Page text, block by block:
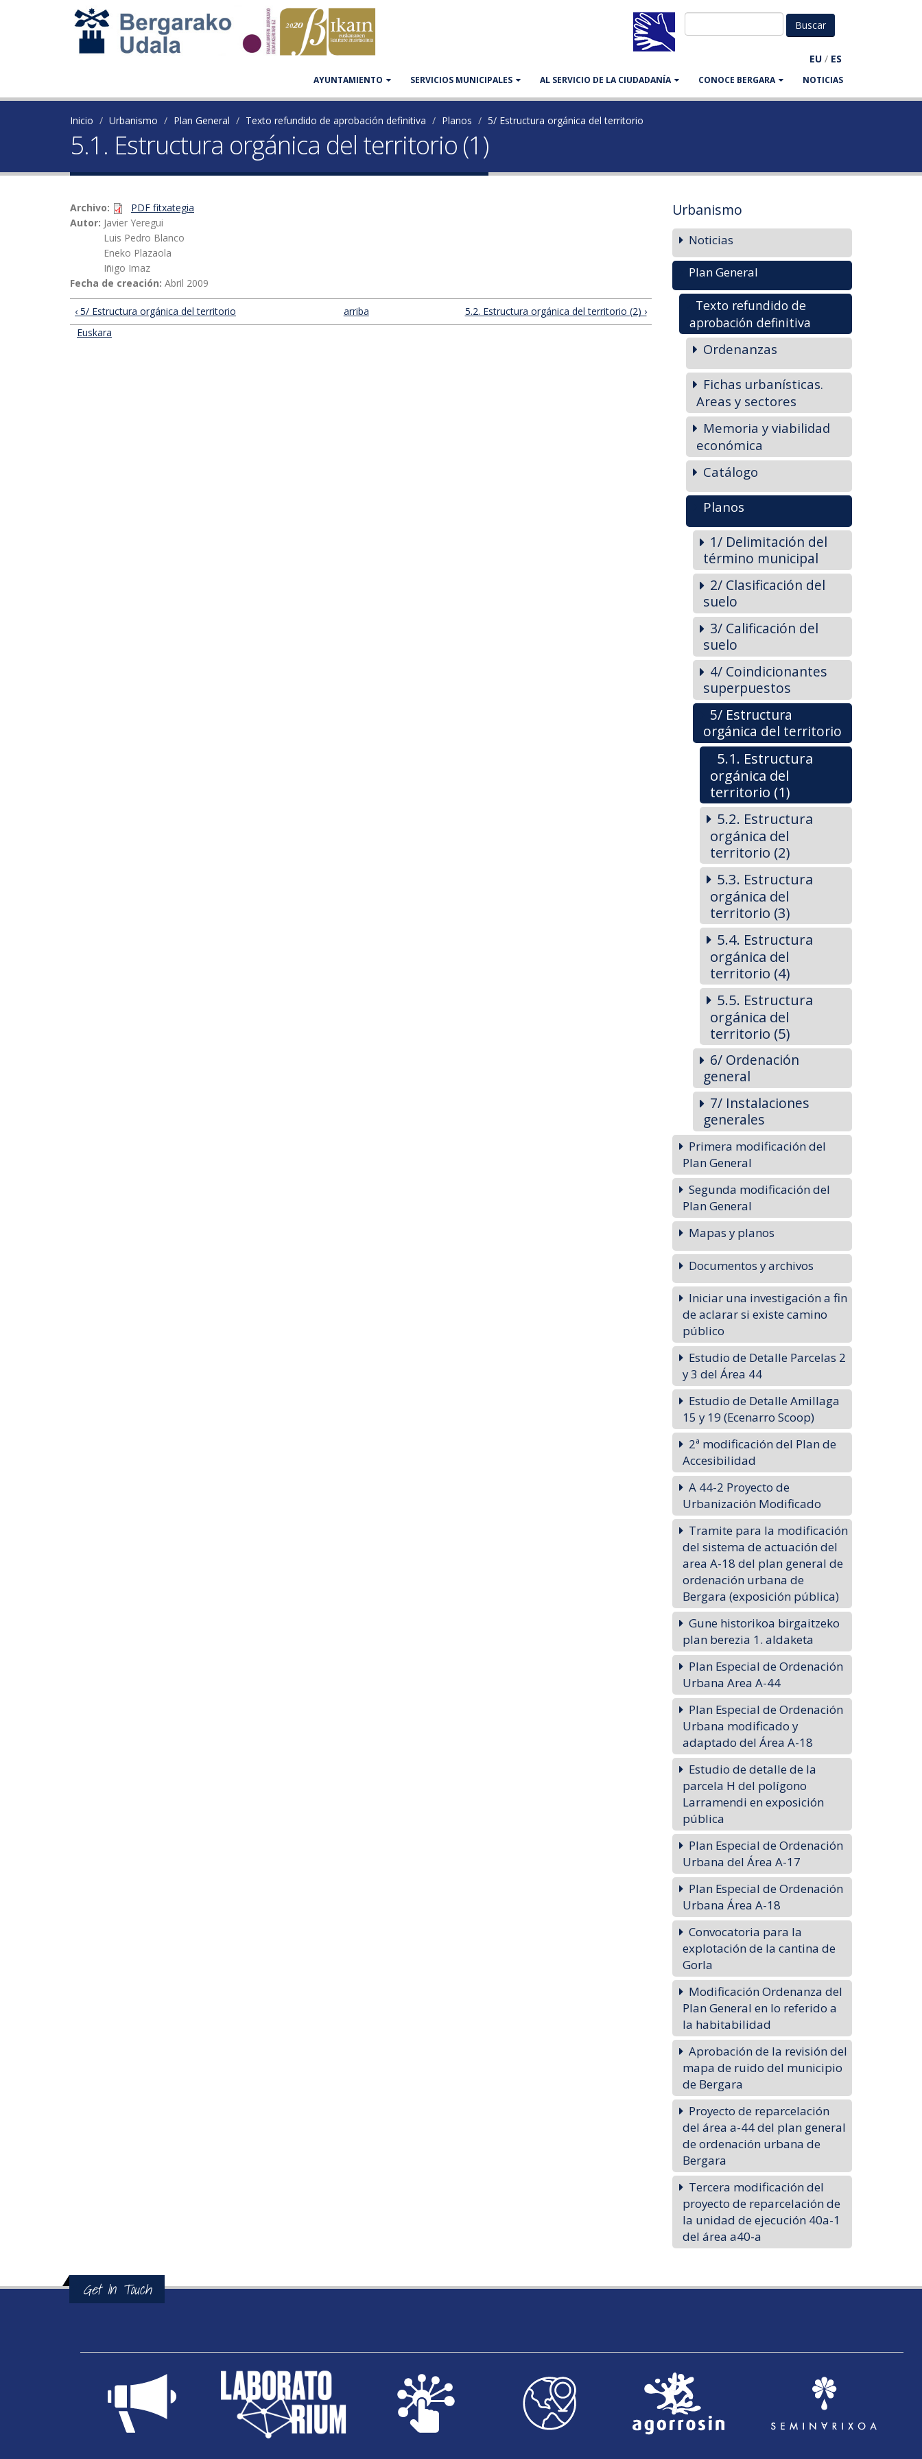
EU / ES
AYUNTAMIENTO SERVICIOS MUNICIPALES AL SERVICIO DE LA CIUDADANÍA CONOCE BERGARA NOTICIAS
Inicio Urbanismo Plan General Texto refundido de aprobación definitiva Planos 5/ Estructura orgánica del territorio
5.1. Estructura orgánica del territorio (1)
Archivo:
PDF fitxategia
Autor: Javier Yeregui
Luis Pedro Blanco
Eneko Plazaola
Iñigo Imaz
Fecha de creación: Abril 2009
‹ 5/ Estructura orgánica del territorio arriba
5.2. Estructura orgánica del territorio (2) ›
Euskara
Urbanismo
Noticias
Plan General
Texto refundido de
aprobación definitiva
Ordenanzas
Fichas urbanísticas.
Areas y sectores
Memoria y viabilidad
económica
Catálogo
Planos
1/ Delimitación del
término municipal
2/ Clasificación del
suelo
3/ Calificación del
suelo
4/ Coindicionantes
superpuestos
5/ Estructura
orgánica del territorio
5.1. Estructura
orgánica del
territorio (1)
5.2. Estructura
orgánica del
territorio (2)
5.3. Estructura
orgánica del
territorio (3)
5.4. Estructura
orgánica del
territorio (4)
5.5. Estructura
orgánica del
territorio (5)
6/ Ordenación
general
7/ Instalaciones
generales
Primera modificación del
Plan General
Segunda modificación del
Plan General
Mapas y planos
Documentos y archivos
Iniciar una investigación a fin
de aclarar si existe camino
público
Estudio de Detalle Parcelas 2
y 3 del Área 44
Estudio de Detalle Amillaga
15 y 19 (Ecenarro Scoop)
2ª modificación del Plan de
Accesibilidad
A 44-2 Proyecto de
Urbanización Modificado
Tramite para la modificación
del sistema de actuación del
area A-18 del plan general de
ordenación urbana de
Bergara (exposición pública)
Gune historikoa birgaitzeko
plan berezia 1. aldaketa
Plan Especial de Ordenación
Urbana Area A-44
Plan Especial de Ordenación
Urbana modificado y
adaptado del Área A-18
Estudio de detalle de la
parcela H del polígono
Larramendi en exposición
pública
Plan Especial de Ordenación
Urbana del Área A-17
Plan Especial de Ordenación
Urbana Área A-18
Convocatoria para la
explotación de la cantina de
Gorla
Modificación Ordenanza del
Plan General en lo referido a
la habitabilidad
Aprobación de la revisión del
mapa de ruido del municipio
de Bergara
Proyecto de reparcelación
del área a-44 del plan general
de ordenación urbana de
Bergara
Tercera modificación del
proyecto de reparcelación de
la unidad de ejecución 40a-1
del área a40-a
Get In Touch